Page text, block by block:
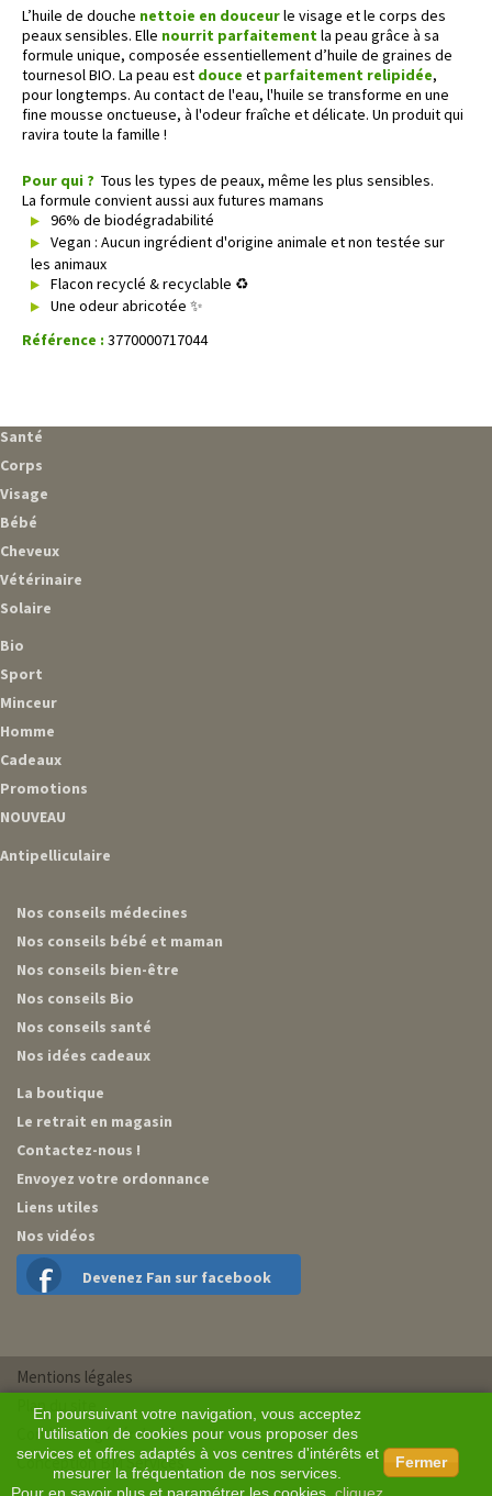
L’huile de douche nettoie en douceurle visage et le corps des
peaux sensibles. Elle nourrit parfaitement la peau grâce à sa
formule unique, composée essentiellement d’huile de graines de
tournesol BIO. La peau est douce et parfaitement relipidée,
pour longtemps. Au contact de l'eau, l'huile se transforme en une
fine mousse onctueuse, à l'odeur fraîche et délicate. Un produit qui
ravira toute la famille !
Pour qui ? Tous les types de peaux, même les plus sensibles.
La formule convient aussi aux futures mamans
96% de biodégradabilité
Vegan : Aucun ingrédient d'origine animale et non testée sur
les animaux
Flacon recyclé & recyclable ♻️
Une odeur abricotée ✨
Référence : 3770000717044
Santé
Corps
Visage
Bébé
Cheveux
Vétérinaire
Solaire
Bio
Sport
Minceur
Homme
Cadeaux
Promotions
NOUVEAU
Antipelliculaire
Nos conseils médecines
Nos conseils bébé et maman
Nos conseils bien-être
Nos conseils Bio
Nos conseils santé
Nos idées cadeaux
La boutique
Le retrait en magasin
Contactez-nous !
Envoyez votre ordonnance
Liens utiles
Nos vidéos
Devenez Fan sur facebook
En poursuivant votre navigation, vous acceptez
l'utilisation de cookies pour vous proposer des
services et offres adaptés à vos centres d'intérêts et
mesurer la fréquentation de nos services.
Fermer
Mentions légales
Plan du site
Conditions générales de vente
Conception BM Services